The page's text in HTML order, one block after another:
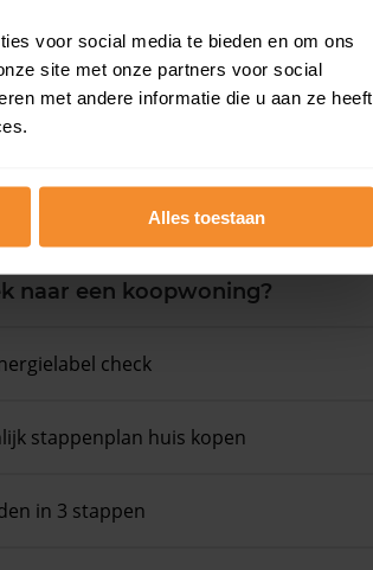
voor social media te bieden en om ons
site met onze partners voor social
met andere informatie die u aan ze heeft
Alles toestaan
naar een koopwoning?
check
stappenplan huis kopen
in 3 stappen